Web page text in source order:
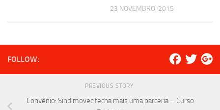
23 NOVEMBRO, 2015
FOLLOW:
PREVIOUS STORY
Convênio: Sindimovec fecha mais uma parceria – Curso